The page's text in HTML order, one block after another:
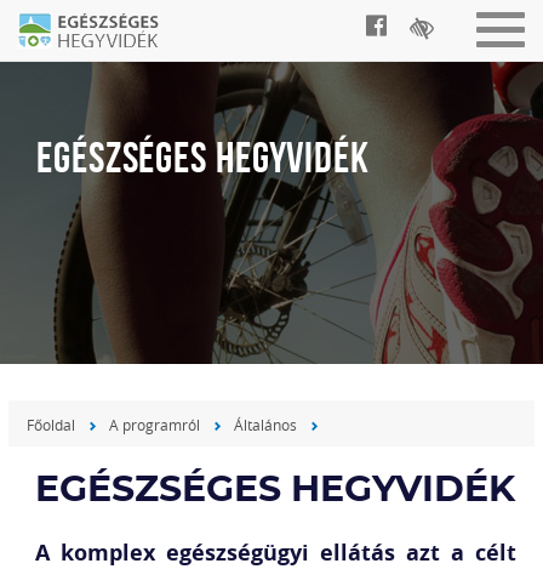
EGÉSZSÉGES HEGYVIDÉK
Főoldal A programról Általános
EGÉSZSÉGES HEGYVIDÉK
A komplex egészségügyi ellátás azt a célt